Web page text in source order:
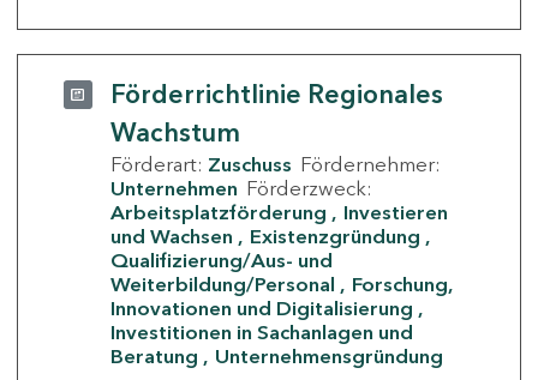
Förderrichtlinie Regionales
Wachstum
Förderart: Zuschuss Fördernehmer:
Unternehmen Förderzweck:
Arbeitsplatzförderung
Investieren
und Wachsen
Existenzgründung
Qualifizierung/Aus- und
Weiterbildung/Personal
Forschung,
Innovationen und Digitalisierung
Investitionen in Sachanlagen und
Beratung
Unternehmensgründung